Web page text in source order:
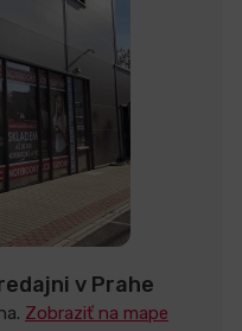
v Prahe
Zobraziť na mape